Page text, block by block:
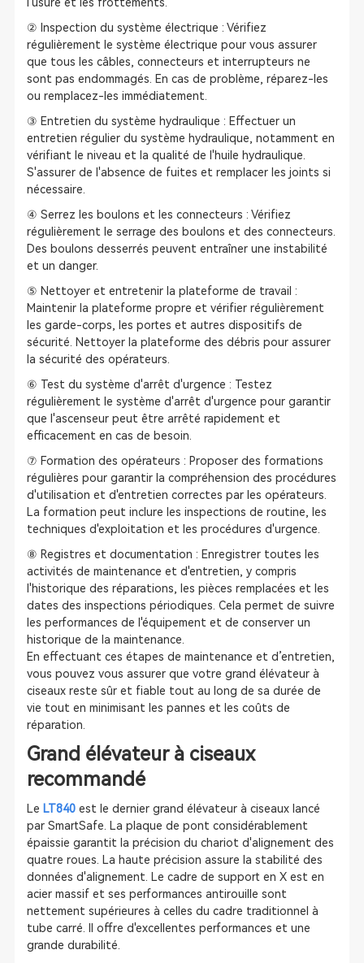
② Inspection du système électrique : Vérifiez
régulièrement le système électrique pour vous assurer
que tous les câbles, connecteurs et interrupteurs ne
sont pas endommagés. En cas de problème, réparez-les
ou remplacez-les immédiatement.
③ Entretien du système hydraulique : Effectuer un
entretien régulier du système hydraulique, notamment en
vérifiant le niveau et la qualité de l'huile hydraulique.
S'assurer de l'absence de fuites et remplacer les joints si
nécessaire.
④ Serrez les boulons et les connecteurs : Vérifiez
régulièrement le serrage des boulons et des connecteurs.
Des boulons desserrés peuvent entraîner une instabilité
et un danger.
⑤ Nettoyer et entretenir la plateforme de travail :
Maintenir la plateforme propre et vérifier régulièrement
les garde-corps, les portes et autres dispositifs de
sécurité. Nettoyer la plateforme des débris pour assurer
la sécurité des opérateurs.
⑥ Test du système d'arrêt d'urgence : Testez
régulièrement le système d'arrêt d'urgence pour garantir
que l'ascenseur peut être arrêté rapidement et
efficacement en cas de besoin.
⑦ Formation des opérateurs : Proposer des formations
régulières pour garantir la compréhension des procédures
d'utilisation et d'entretien correctes par les opérateurs.
La formation peut inclure les inspections de routine, les
techniques d'exploitation et les procédures d'urgence.
⑧ Registres et documentation : Enregistrer toutes les
activités de maintenance et d'entretien, y compris
l'historique des réparations, les pièces remplacées et les
dates des inspections périodiques. Cela permet de suivre
les performances de l'équipement et de conserver un
historique de la maintenance.
En effectuant ces étapes de maintenance et d’entretien,
vous pouvez vous assurer que votre grand élévateur à
ciseaux reste sûr et fiable tout au long de sa durée de
vie tout en minimisant les pannes et les coûts de
réparation.
Grand élévateur à ciseaux
recommandé
Le LT840est le dernier grand élévateur à ciseaux lancé
par SmartSafe. La plaque de pont considérablement
épaissie garantit la précision du chariot d'alignement des
quatre roues. La haute précision assure la stabilité des
données d'alignement. Le cadre de support en X est en
acier massif et ses performances antirouille sont
nettement supérieures à celles du cadre traditionnel à
tube carré. Il offre d'excellentes performances et une
grande durabilité.